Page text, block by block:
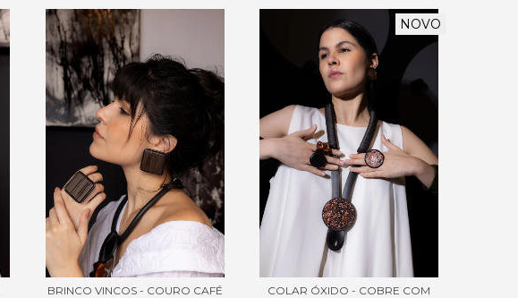
BRINCO VINCOS - COURO CAFÉ
NOVO
COLAR ÓXIDO - COBRE COM